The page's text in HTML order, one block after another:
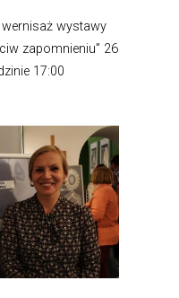
wystawy
zapomnieniu” 26
17:00